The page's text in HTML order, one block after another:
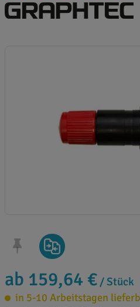
ab 159,64 € / Stück
in 5-10 Arbeitstagen